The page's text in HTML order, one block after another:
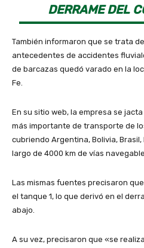
DERRAME DEL
También informaron que se trata
antece­dentes de accidentes
de barcazas quedó varado en la
Fe.
En su sitio web, la empresa se
más im­portante de transporte de
cubriendo Argentina, Bolivia,
largo de 4000 km de vías
Las mismas fuentes precisaron
el tan­que 1, lo que derivó en el
abajo.
A su vez, precisaron que «se